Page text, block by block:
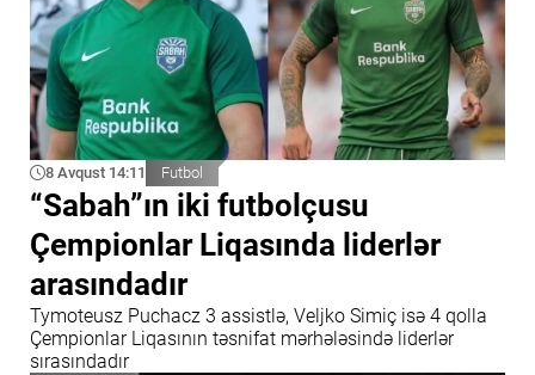
8 Avqust 14:11 Futbol
“Sabah”ın iki futbolçusu
Çempionlar Liqasında liderlər
arasındadır
Tymoteusz Puchacz 3 assistlə, Veljko Simiç isə 4 qolla
Çempionlar Liqasının təsnifat mərhələsində liderlər
sırasındadır